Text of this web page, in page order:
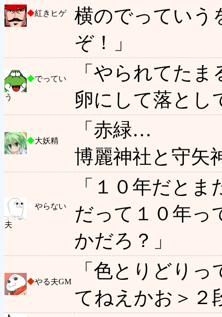
◆紅きヒゲ
横のでっていう
ぞ！」
◆でってい
う
「やられてた
卵にして落とし
◆大妖精
「赤緑…
博麗神社と守矢
やらない
夫
「１０年だと
だって１０年っ
かだろ？」
◆やる夫GM
「色とりどり
てねえかお＞２